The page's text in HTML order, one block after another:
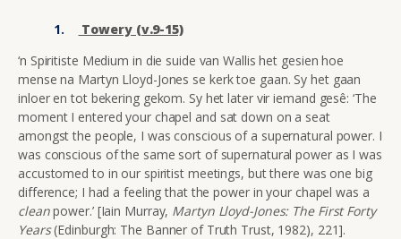
Towery (v.9-15)
‘n Spiritiste Medium in die suide van Wallis het gesien hoe
mense na Martyn Lloyd-Jones se kerk toe gaan. Sy het gaan
inloer en tot bekering gekom. Sy het later vir iemand gesê: ‘The
moment I entered your chapel and sat down on a seat
amongst the people, I was conscious of a supernatural power. I
was conscious of the same sort of supernatural power as I was
accustomed to in our spiritist meetings, but there was one big
difference; I had a feeling that the power in your chapel was a
cleanpower.’ [Iain Murray, Martyn Lloyd-Jones: The First Forty
Years(Edinburgh: The Banner of Truth Trust, 1982), 221].